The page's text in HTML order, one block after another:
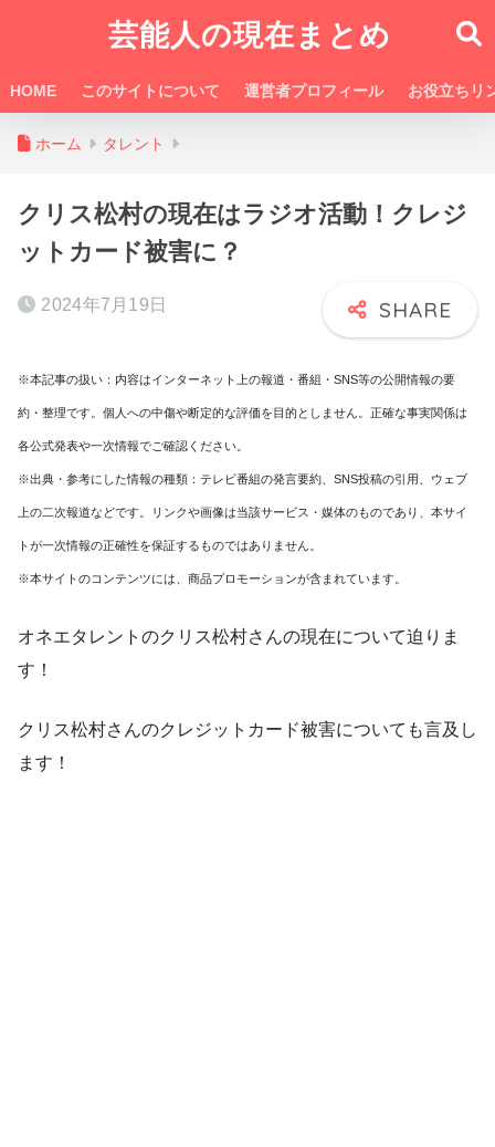
芸能人の現在まとめ
HOME このサイトについて 運営者プロフィール お役立ちリ
ホーム タレント
クリス松村の現在はラジオ活動！クレジ
ットカード被害に？
2024年7月19日
※本記事の扱い：内容はインターネット上の報道・番組・SNS等の公開情報の要
約・整理です。個人への中傷や断定的な評価を目的としません。正確な事実関係は
各公式発表や一次情報でご確認ください。
※出典・参考にした情報の種類：テレビ番組の発言要約、SNS投稿の引用、ウェブ
上の二次報道などです。リンクや画像は当該サービス・媒体のものであり、本サイ
トが一次情報の正確性を保証するものではありません。
※本サイトのコンテンツには、商品プロモーションが含まれています。
オネエタレントのクリス松村さんの現在について迫りま
す！
クリス松村さんのクレジットカード被害についても言及し
ます！